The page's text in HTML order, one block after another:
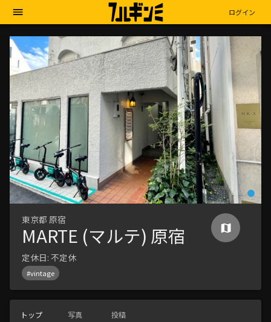
ログイン
東京都 原宿
MARTE (マルテ) 原宿
定休日: 不定休
#vintage
トップ 写真 投稿